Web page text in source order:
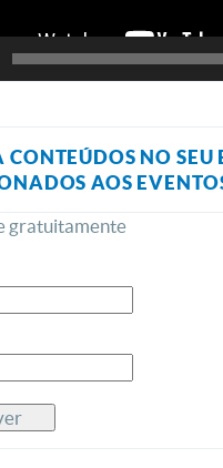
CONTEÚDOS NO SEU
AOS
gratuitamente